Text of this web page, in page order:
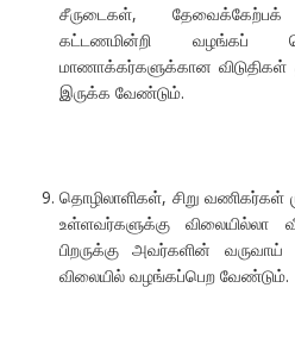
சீருடைகள்,
கட்டணமின்றி வழங்கப்
மாணாக்கர்களுக்கான விடுதிகள்
இருக்க வேண்டும்.
தொழிலாளிகள், சிறு
உள்ளவர்களுக்கு
பிறருக்கு அவர்களின்
விலையில் வழங்கப்பெற வேண்டும்.